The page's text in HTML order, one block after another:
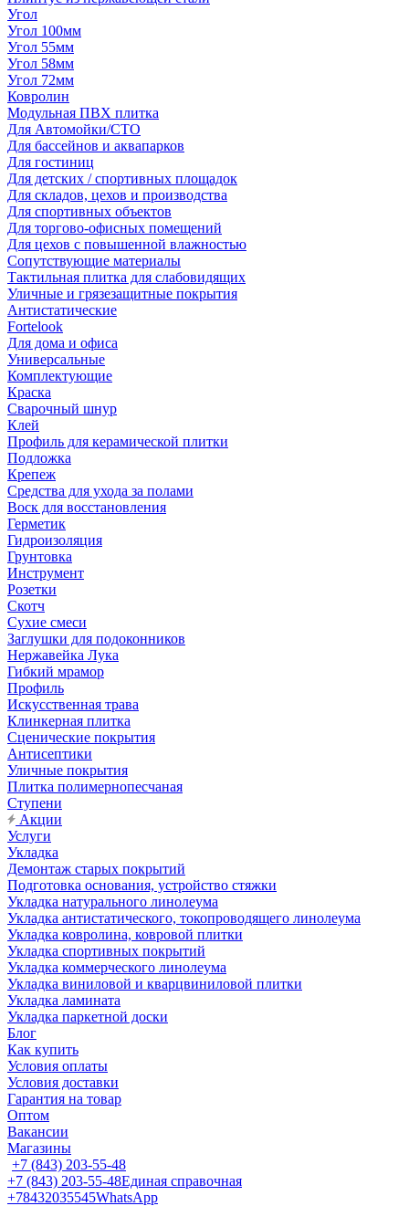
Угол
Угол 100мм
Угол 55мм
Угол 58мм
Угол 72мм
Ковролин
Модульная ПВХ плитка
Для Автомойки/СТО
Для бассейнов и аквапарков
Для гостиниц
Для детских / спортивных площадок
Для складов, цехов и производства
Для спортивных объектов
Для торгово-офисных помещений
Для цехов с повышенной влажностью
Сопутствующие материалы
Тактильная плитка для слабовидящих
Уличные и грязезащитные покрытия
Антистатические
Fortelook
Для дома и офиса
Универсальные
Комплектующие
Краска
Сварочный шнур
Клей
Профиль для керамической плитки
Подложка
Крепеж
Средства для ухода за полами
Воск для восстановления
Герметик
Гидроизоляция
Грунтовка
Инструмент
Розетки
Скотч
Сухие смеси
Заглушки для подоконников
Нержавейка Лука
Гибкий мрамор
Профиль
Искусственная трава
Клинкерная плитка
Сценические покрытия
Антисептики
Уличные покрытия
Плитка полимернопесчаная
Ступени
Акции
Услуги
Укладка
Демонтаж старых покрытий
Подготовка основания, устройство стяжки
Укладка натурального линолеума
Укладка антистатического, токопроводящего линолеума
Укладка ковролина, ковровой плитки
Укладка спортивных покрытий
Укладка коммерческого линолеума
Укладка виниловой и кварцвиниловой плитки
Укладка ламината
Укладка паркетной доски
Блог
Как купить
Условия оплаты
Условия доставки
Гарантия на товар
Оптом
Вакансии
Магазины
+7 (843) 203-55-48
+7 (843) 203-55-48Единая справочная
+78432035545WhatsApp